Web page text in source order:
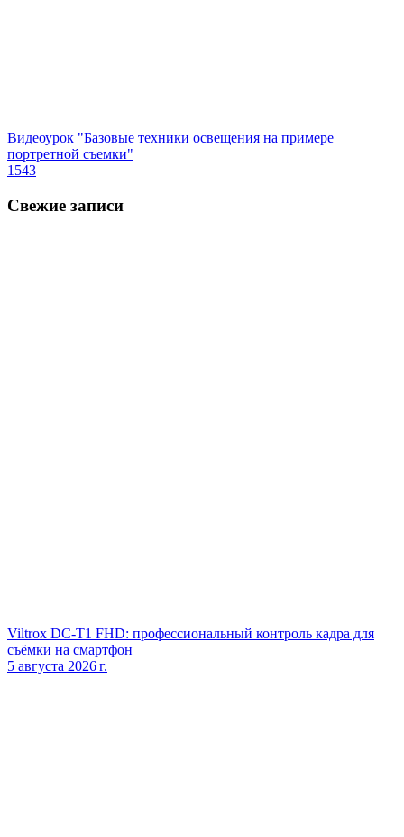
Видеоурок "Базовые техники освещения на примере
портретной съемки"
1543
Свежие записи
Viltrox DC‑T1 FHD: профессиональный контроль кадра для
съёмки на смартфон
5 августа 2026 г.